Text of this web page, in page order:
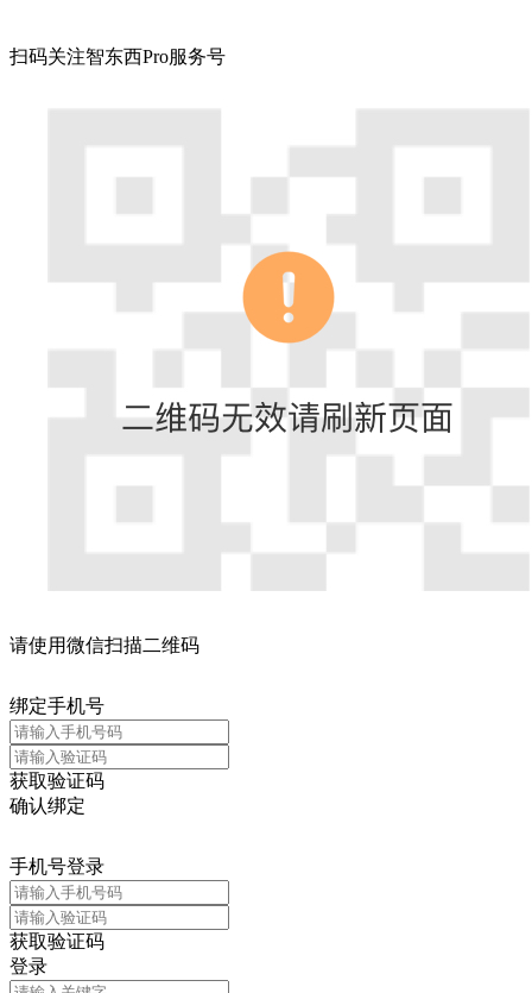
扫码关注智东西Pro服务号
请使用微信扫描二维码
绑定手机号
获取验证码
确认绑定
手机号登录
获取验证码
登录